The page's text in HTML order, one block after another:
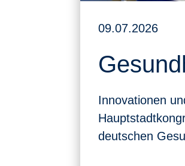
09.07.2026
Innovationen
deutschen